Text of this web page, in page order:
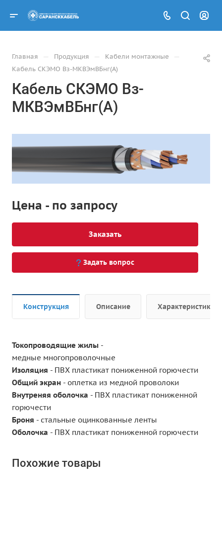
Главная — Продукция — Кабели монтажные —
Кабель СКЭМО Вз-МКВЭмВБнг(А)
Кабель СКЭМО Вз-
МКВЭмВБнг(А)
Цена - по запросу
Заказать
Задать вопрос
Конструкция Описание Характеристики
Токопроводящие жилы -
медные многопроволочные
Изоляция - ПВХ пластикат пониженной горючести
Общий экран - оплетка из медной проволоки
Внутреняя оболочка - ПВХ пластикат пониженной
горючести
Броня - стальные оцинкованные ленты
Оболочка - ПВХ пластикат пониженной горючести
Похожие товары